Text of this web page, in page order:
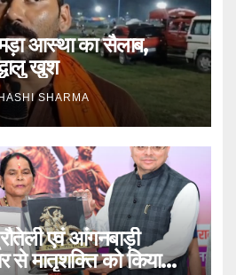
आस्था का सैलाब,
खुश
SHARMA
एवं आंगनबाड़ी
से मातृशक्ति को किया